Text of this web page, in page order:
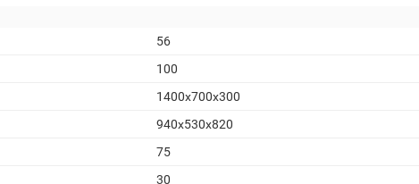
56
100
1400х700х300
940х530х820
75
30